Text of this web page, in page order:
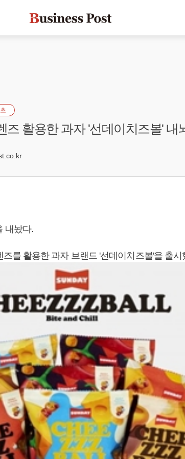
즈 활용한 과자 '선데이치즈볼' 내
내놨다.
즈를 활용한 과자 브랜드 '선데이치즈볼'을 출